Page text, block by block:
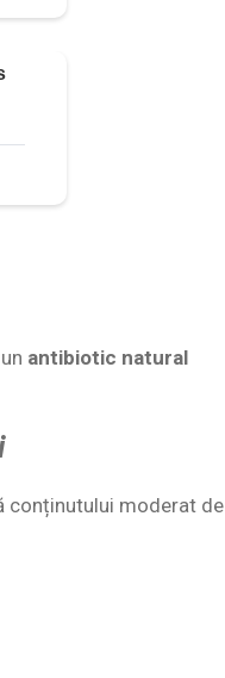
antibiotic natural
conținutului moderat de